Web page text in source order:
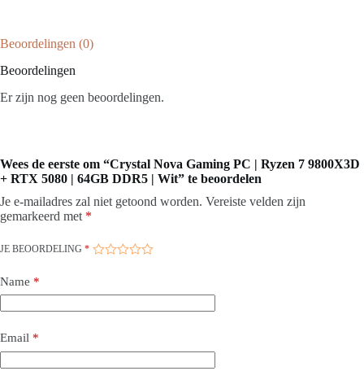
Beoordelingen (0)
Beoordelingen
Er zijn nog geen beoordelingen.
Wees de eerste om “Crystal Nova Gaming PC | Ryzen 7 9800X3D
+ RTX 5080 | 64GB DDR5 | Wit” te beoordelen
Je e-mailadres zal niet getoond worden. Vereiste velden zijn
gemarkeerd met *
JE BEOORDELING *
Name *
Email *